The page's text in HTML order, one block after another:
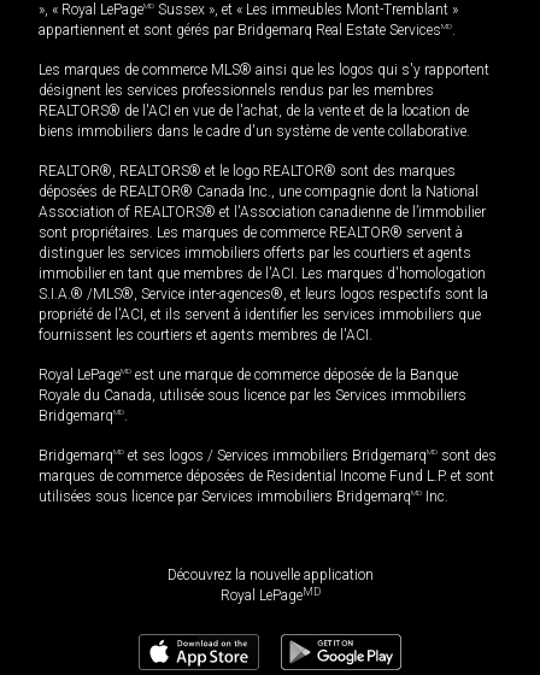
», « Royal LePageMD Sussex », et « Les immeubles Mont-Tremblant »
appartiennent et sont gérés par Bridgemarq Real Estate ServicesMD.
Les marques de commerce MLS® ainsi que les logos qui s'y rapportent
désignent les services professionnels rendus par les membres
REALTORS® de l'ACI en vue de l'achat, de la vente et de la location de
biens immobiliers dans le cadre d'un système de vente collaborative.
REALTOR®, REALTORS® et le logo REALTOR® sont des marques
déposées de REALTOR® Canada Inc., une compagnie dont la National
Association of REALTORS® et l'Association canadienne de l’immobilier
sont propriétaires. Les marques de commerce REALTOR® servent à
distinguer les services immobiliers offerts par les courtiers et agents
immobilier en tant que membres de l'ACI. Les marques d'homologation
S.I.A.® /MLS®, Service inter-agences®, et leurs logos respectifs sont la
propriété de l'ACI, et ils servent à identifier les services immobiliers que
fournissent les courtiers et agents membres de l'ACI.
Royal LePageMD est une marque de commerce déposée de la Banque
Royale du Canada, utilisée sous licence par les Services immobiliers
BridgemarqMD.
BridgemarqMD et ses logos / Services immobiliers BridgemarqMD sont des
marques de commerce déposées de Residential Income Fund L.P. et sont
utilisées sous licence par Services immobiliers BridgemarqMD Inc.
Découvrez la nouvelle application
Royal LePageMD